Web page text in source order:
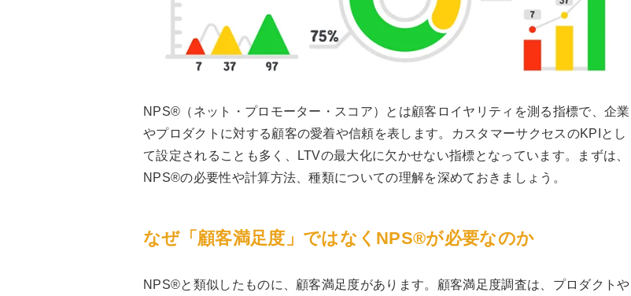
NPS®（ネット・プロモーター・スコア）とは顧客ロイヤリティを測る指標で、企業
やプロダクトに対する顧客の愛着や信頼を表します。カスタマーサクセスのKPIとし
て設定されることも多く、LTVの最大化に欠かせない指標となっています。まずは、
NPS®の必要性や計算方法、種類についての理解を深めておきましょう。
なぜ「顧客満足度」ではなくNPS®が必要なのか
NPS®と類似したものに、顧客満足度があります。顧客満足度調査は、プロダクトや